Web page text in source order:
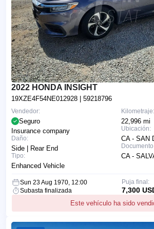
2022 HONDA INSIGHT
19XZE4F54NE012928 | 59218796
Kilometraje:
22,996 mi
Ubicación:
CA - SAN
CA -
Vendedor:
Seguro
Insurance company
Daño:
Side | Rear End
Tipo:
Enhanced Vehicle
Sun 23 Aug 1970, 12:00
Subasta finalizada
Este vehículo ha sido
Puja final:
7,300